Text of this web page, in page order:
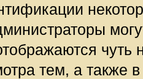
чуть
тем, а также